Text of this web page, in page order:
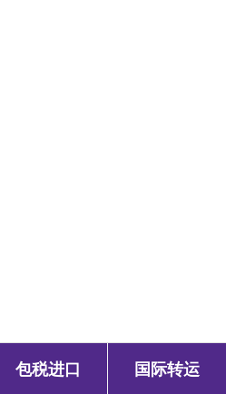
包税进口 国际转运